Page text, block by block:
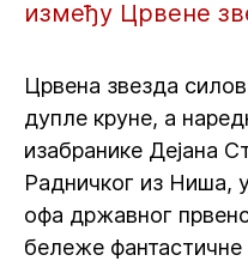
између Црвене
Црвена звезда
дупле круне, а
изабранике Дејана
Радничког из Ниша,
офа државног
бележе фантастичне